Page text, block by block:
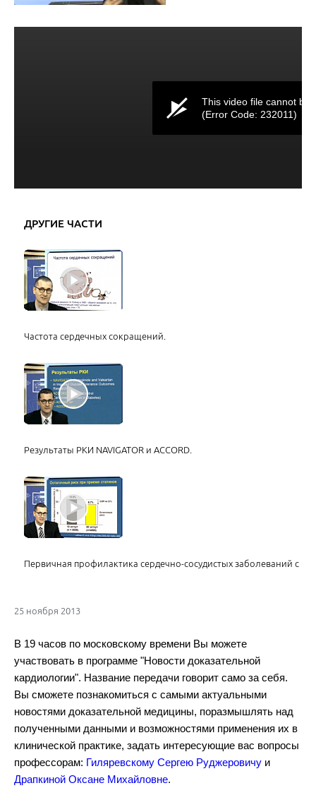
This video file cannot be
(Error Code: 232011)
ДРУГИЕ ЧАСТИ
Частота сердечных сокращений.
Результаты РКИ NAVIGATOR и ACCORD.
Первичная профилактика сердечно-сосудистых заболеваний с
Рекомендации по диагностике и лечению тромбоэмболии
25 ноября 2013
В 19 часов по московскому времени Вы можете
участвовать в программе "Новости доказательной
кардиологии". Название передачи говорит само за себя.
Вы сможете познакомиться с самыми актуальными
новостями доказательной медицины, поразмышлять над
полученными данными и возможностями применения их в
клинической практике, задать интересующие вас вопросы
профессорам: Гиляревскому Сергею Руджеровичу и
Драпкиной Оксане Михайловне.